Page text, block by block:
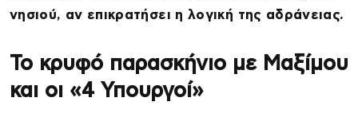
νησιού, αν επικρατήσει η λογική της αδράνειας.
Το κρυφό παρασκήνιο με Μαξίμου
και οι «4 Υπουργοί»